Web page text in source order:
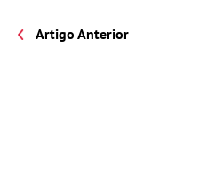
Artigo Anterior